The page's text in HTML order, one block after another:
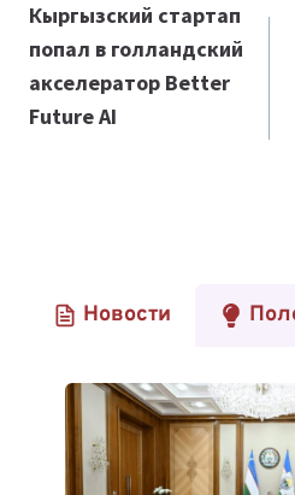
по
записям
Кыргызский стартап
попал в голландский
акселератор Better
Future AI
Новости